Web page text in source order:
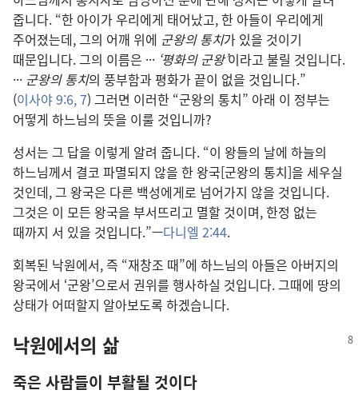
줍니다. “한 아이가 우리에게 태어났고, 한 아들이 우리에게
주어졌는데, 그의 어깨 위에 군왕의 통치가 있을 것이기
때문입니다. 그의 이름은 ··· ‘평화의 군왕’이라고 불릴 것입니다.
··· 군왕의 통치의 풍부함과 평화가 끝이 없을 것입니다.”
(이사야 9:6, 7) 그러면 이러한 “군왕의 통치” 아래 이 정부는
어떻게 하느님의 뜻을 이룰 것입니까?
성서는 그 답을 이렇게 알려 줍니다. “이 왕들의 날에 하늘의
하느님께서 결코 파멸되지 않을 한 왕국[군왕의 통치]을 세우실
것인데, 그 왕국은 다른 백성에게로 넘어가지 않을 것입니다.
그것은 이 모든 왕국을 부서뜨리고 멸할 것이며, 한정 없는
때까지 서 있을 것입니다.”—다니엘 2:44.
회복된 낙원에서, 즉 “재창조 때”에 하느님의 아들은 아버지의
왕국에서 ‘군왕’으로서 권위를 행사하실 것입니다. 그때에 땅의
상태가 어떠할지 알아보도록 하겠습니다.
낙원에서의 삶
죽은 사람들이 부활될 것이다